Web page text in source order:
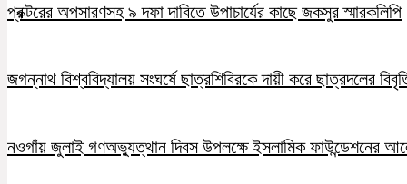
প্রক্টরের অপসারণসহ ৯ দফা দাবিতে উপাচার্যের কাছে জকসুর স্মারকলিপি
জগন্নাথ বিশ্ববিদ্যালয় সংঘর্ষে ছাত্রশিবিরকে দায়ী করে ছাত্রদলের
নওগাঁয় জুলাই গণঅভ্যুত্থান দিবস উপলক্ষে ইসলামিক ফাউন্ডেশনের